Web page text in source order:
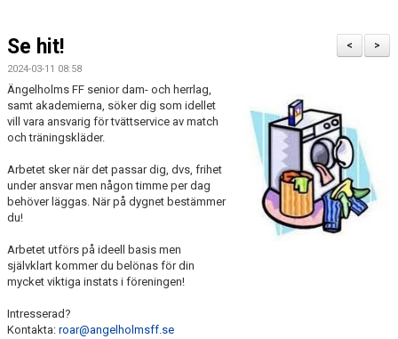
LÄNKAR
MEDLEMS OCH TRÄNINGSAVGIFTER
>
<
Se hit!
2024-03-11 08:58
Ängelholms FF senior dam- och herrlag,
samt akademierna, söker dig som idellet
vill vara ansvarig för tvättservice av match
och träningskläder.
Arbetet sker när det passar dig, dvs, frihet
under ansvar men någon timme per dag
behöver läggas. När på dygnet bestämmer
du!
Arbetet utförs på ideell basis men
självklart kommer du belönas för din
mycket viktiga instats i föreningen!
Intresserad?
Kontakta: roar@angelholmsff.se